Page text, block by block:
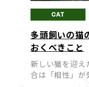
CAT
多頭飼いの猫
おくべきこと
新しい猫を迎
合は「相性」が